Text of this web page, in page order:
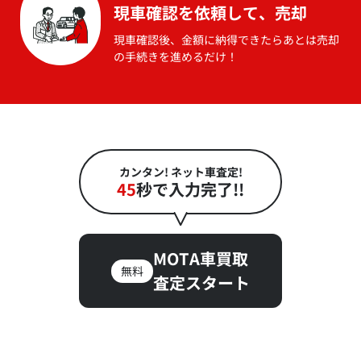
現車確認を依頼して、売却
現車確認後、金額に納得できたらあとは売却
の手続きを進めるだけ！
カンタン! ネット車査定!
45秒で入力完了!!
無料
MOTA車買取
査定スタート